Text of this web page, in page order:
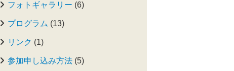
フォトギャラリー (6)
プログラム (13)
リンク (1)
参加申し込み方法 (5)